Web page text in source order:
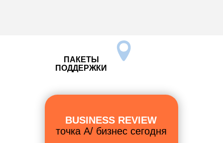
BUSINESS REVIEW
точка A/ бизнес сегодня
ПАКЕТЫ
ПОДДЕРЖКИ